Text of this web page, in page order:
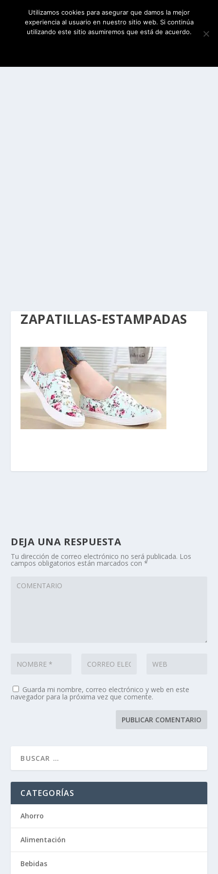
ZAPATILLAS-ESTAMPADAS
DEJA UNA RESPUESTA
Tu dirección de correo electrónico no será publicada. Los
campos obligatorios están marcados con*
Guarda mi nombre, correo electrónico y web en este
navegador para la próxima vez que comente.
CATEGORÍAS
Ahorro
Alimentación
Bebidas
Utilizamos cookies para asegurar que damos la mejor
experiencia al usuario en nuestro sitio web. Si continúa
utilizando este sitio asumiremos que está de acuerdo.